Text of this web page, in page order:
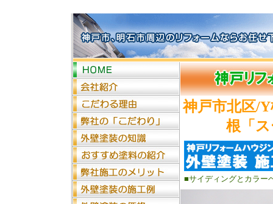
神戸市北区/
根「
■サイディングとカラー